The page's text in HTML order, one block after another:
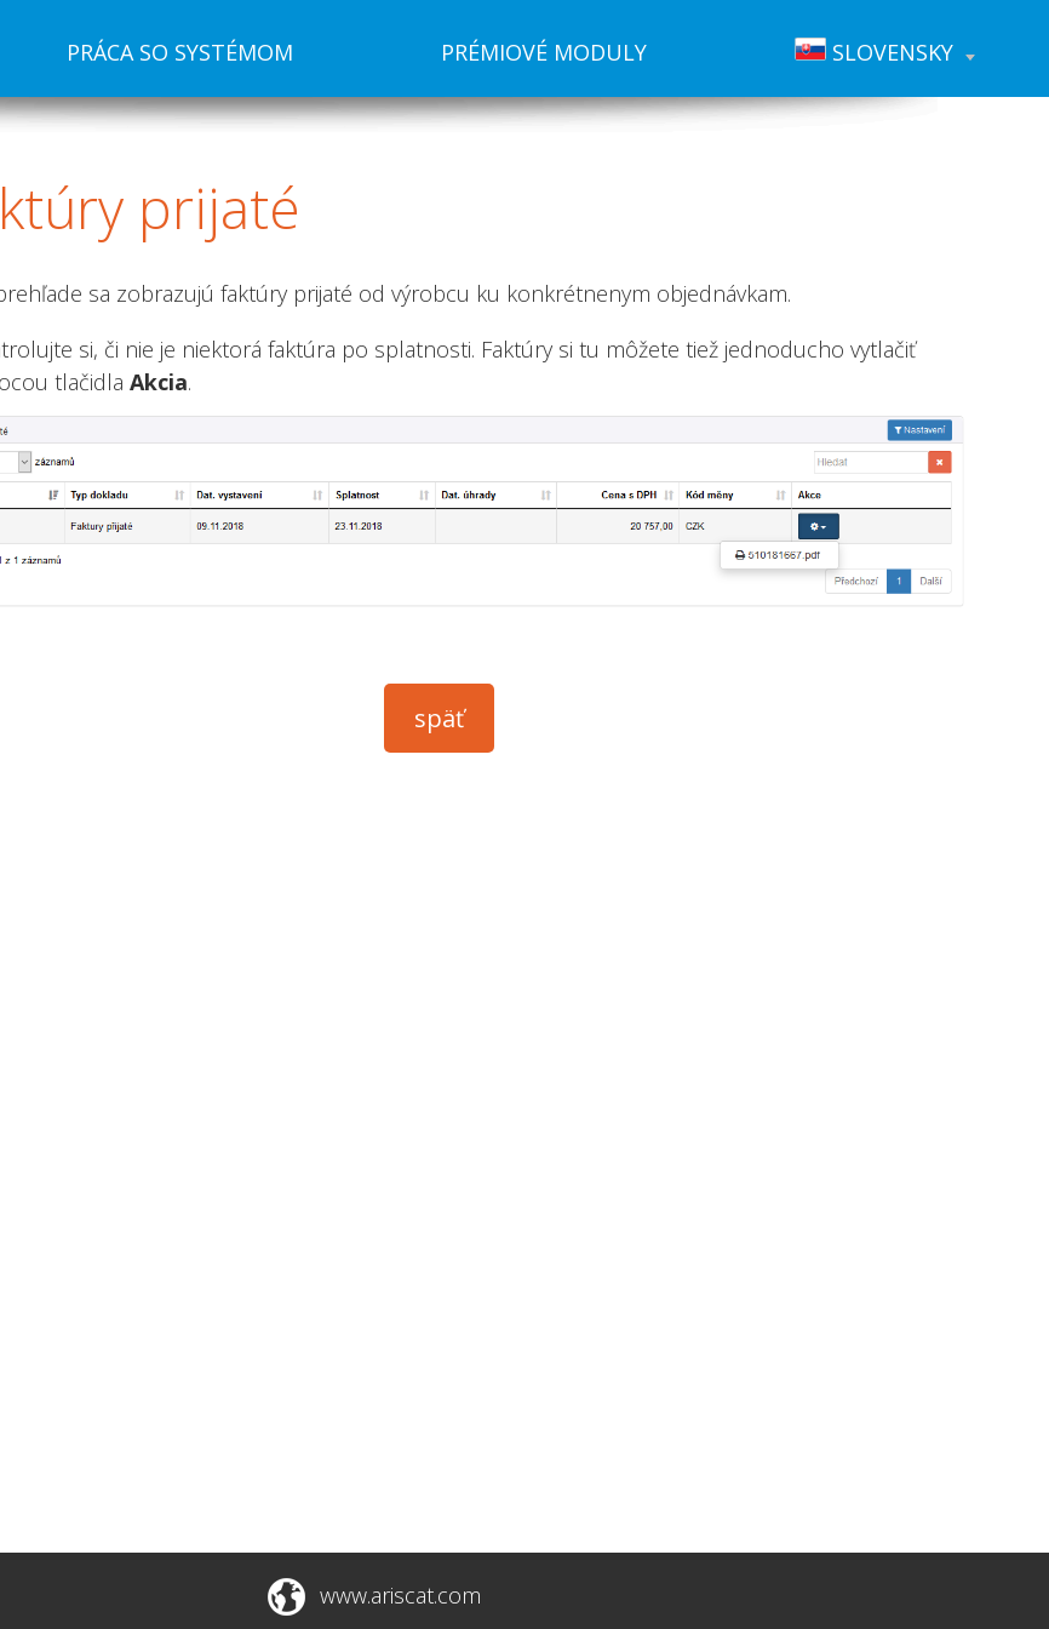
PRÁCA SO SYSTÉMOM PRÉMIOVÉ MODULY SLOVENSKY
prijaté
sa zobrazujú faktúry prijaté od výrobcu ku konkrétnenym objednávkam.
si, či nie je niektorá faktúra po splatnosti. Faktúry si tu môžete tiež jednoducho vytlačiť
tlačidla Akcia.
www.ariscat.com